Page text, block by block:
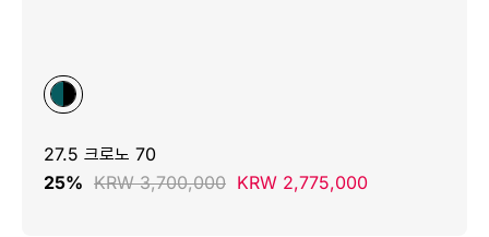
27.5 크로노 70
25% KRW 3,700,000 KRW 2,775,000